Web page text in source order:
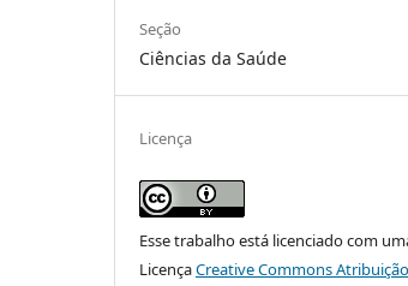
Seção
Ciências da Saúde
Licença
Esse trabalho está licenciado com
LicençaCreative Commons